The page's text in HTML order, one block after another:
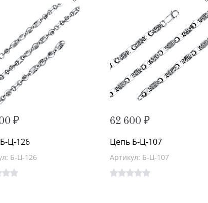
₽
Ц-126
Б-Ц-126
62 600 ₽
Цепь Б-Ц-107
Артикул: Б-Ц-107